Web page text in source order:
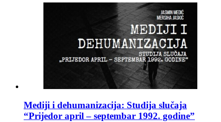
Mediji i dehumanizacija: Studija slučaja
“Prijedor april – septembar 1992. godine”